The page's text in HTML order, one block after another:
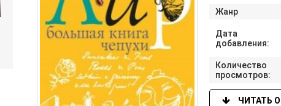
Жанр
Дата
добавления:
Количество
просмотров:
ЧИТАТЬ